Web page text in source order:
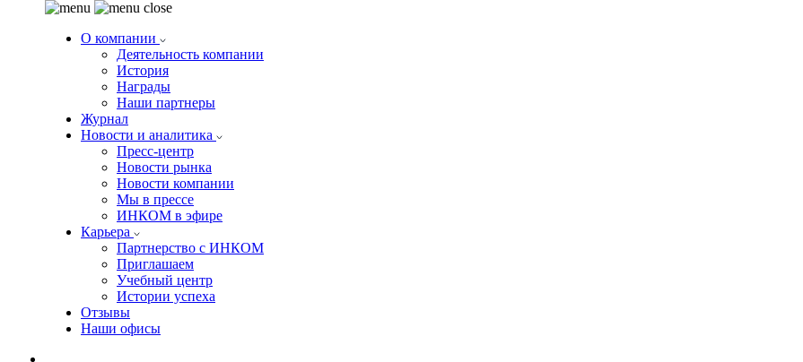
О компании
Деятельность компании
История
Награды
Наши партнеры
Журнал
Новости и аналитика
Пресс-центр
Новости рынка
Новости компании
Мы в прессе
ИНКОМ в эфире
Карьера
Партнерство с ИНКОМ
Приглашаем
Учебный центр
Истории успеха
Отзывы
Наши офисы